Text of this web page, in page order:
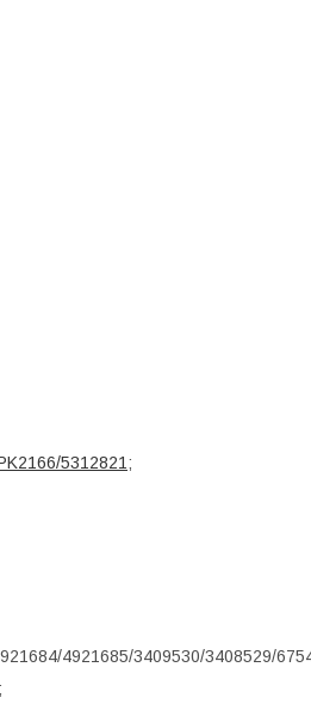
5312821;
4921685/3409530/3408529/